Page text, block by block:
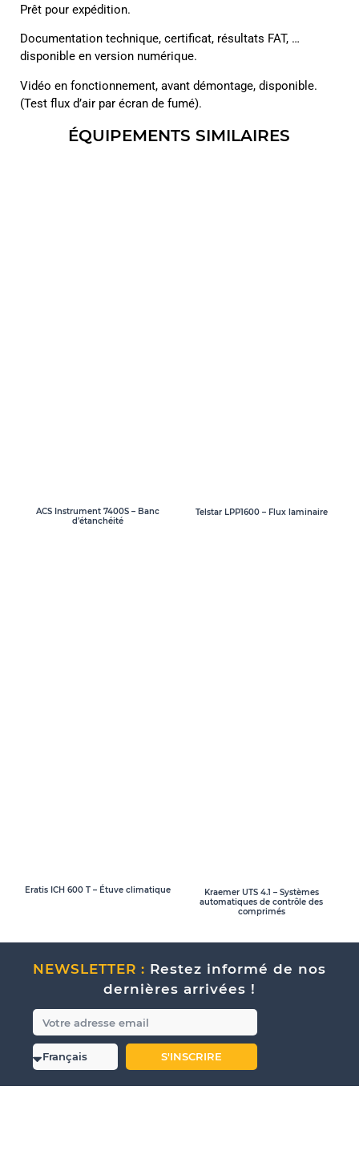
Prêt pour expédition.
Documentation technique, certificat, résultats FAT, …
disponible en version numérique.
Vidéo en fonctionnement, avant démontage, disponible.
(Test flux d’air par écran de fumé).
ÉQUIPEMENTS SIMILAIRES
ACS Instrument 7400S – Banc
d’étanchéité
Telstar LPP1600 – Flux laminaire
Eratis ICH 600 T – Étuve climatique
Kraemer UTS 4.1 – Systèmes
automatiques de contrôle des
comprimés
NEWSLETTER : Restez informé de nos
dernières arrivées !
S'INSCRIRE